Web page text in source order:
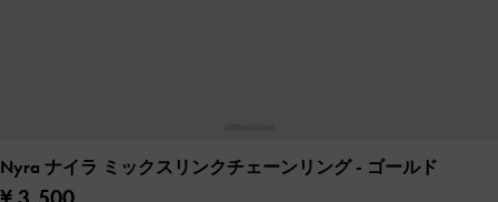
Nyra ナイラ ミックスリンクチェーンリング- ゴールド